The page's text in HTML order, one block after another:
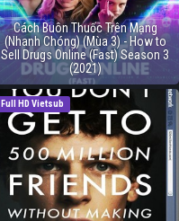
Cách Buôn Thuốc Trên Mạng
(Nhanh Chóng) (Mùa 3) - How to
Sell Drugs Online (Fast) Season 3
(2021)
Full HD Vietsub